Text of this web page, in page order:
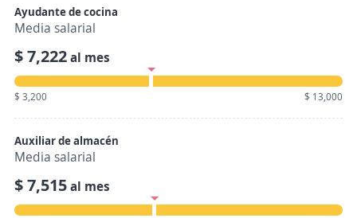
Ayudante de cocina
Media salarial
$ 7,222al mes
$ 3,200 $ 13,000
Auxiliar de almacén
Media salarial
$ 7,515al mes